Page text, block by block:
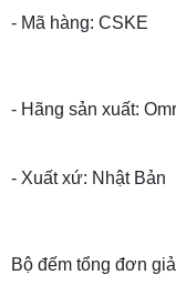
- Mã hàng: CSKE
- Hãng sản xuất:
- Xuất xứ: Nhật Bản
Bộ đếm tổng đơn